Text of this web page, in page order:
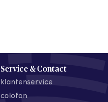
Service & Contact
klantenservice
colofon